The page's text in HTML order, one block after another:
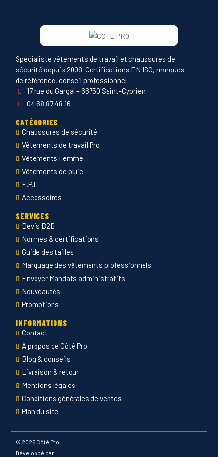
Spécialiste vêtements de travail et chaussures de
sécurité depuis 2008. Certifications EN ISO, marques
de référence, conseil professionnel.
17 rue du Gargal – 66750 Saint-Cyprien
04 68 87 48 16
CATÉGORIES
Chaussures de sécurité
Vêtements de travail Pro
Vêtements Femme
Vêtements de pluie
E.P.I
Accessoires
SERVICES
Devis B2B
Normes & certifications
Guide des tailles
Marquage des vêtements professionnels
Envoyer Mandats administratifs
Nouveautés
Promotions
INFORMATIONS
Contact
À propos de Côté Pro
Blog & conseils
Livraison & retour
Mentions légales
Conditions générales de ventes
Plan du site
© 2026 Côté Pro
Développé par